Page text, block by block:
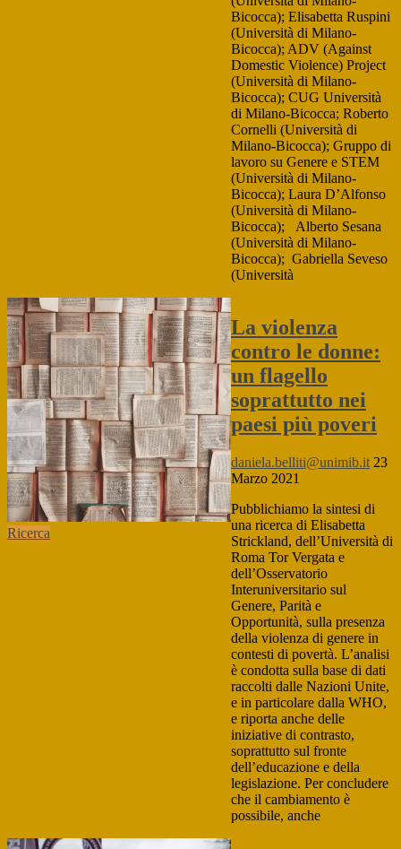
Bicocca); Elisabetta Ruspini
(Università di Milano-
Bicocca); ADV (Against
Domestic Violence) Project
(Università di Milano-
Bicocca); CUG Università
di Milano-Bicocca; Roberto
Cornelli (Università di
Milano-Bicocca); Gruppo di
lavoro su Genere e STEM
(Università di Milano-
Bicocca); Laura D’Alfonso
(Università di Milano-
Bicocca); Alberto Sesana
(Università di Milano-
Bicocca); Gabriella Seveso
(Università
Ricerca
La violenza
contro le donne:
un flagello
soprattutto nei
paesi più poveri
daniela.belliti@unimib.it 23
Marzo 2021
Pubblichiamo la sintesi di
una ricerca di Elisabetta
Strickland, dell’Università di
Roma Tor Vergata e
dell’Osservatorio
Interuniversitario sul
Genere, Parità e
Opportunità, sulla presenza
della violenza di genere in
contesti di povertà. L’analisi
è condotta sulla base di dati
raccolti dalle Nazioni Unite,
e in particolare dalla WHO,
e riporta anche delle
iniziative di contrasto,
soprattutto sul fronte
dell’educazione e della
legislazione. Per concludere
che il cambiamento è
possibile, anche